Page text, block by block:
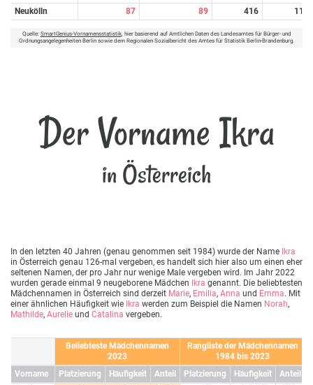
Neukölln
87 89 416 11
Quelle: SmartGenius-Vornamensstatistik, hier basierend auf Amtlichen Daten des Landesamtes für Bürger- und
Ordnungsangelegenheiten Berlin sowie dem Regionalen Sozialbericht des Amtes für Statistik Berlin-Brandenburg.
Der Vorname Ikra
in Österreich
In den letzten 40 Jahren (genau genommen seit 1984) wurde der Name Ikra
in Österreich genau 126-mal vergeben, es handelt sich hier also um einen eher
seltenen Namen, der pro Jahr nur wenige Male vergeben wird. Im Jahr 2022
wurden gerade einmal 9 neugeborene Mädchen Ikra genannt. Die beliebtesten
Mädchennamen in Österreich sind derzeit Marie, Emilia, Anna und Emma. Mit
einer ähnlichen Häufigkeit wie Ikra werden zum Beispiel die Namen Norah,
Mathilde, Aurelie und Catalina vergeben.
Beliebteste Mädchennamen
2023
Rangliste der Mädchennamen
1984 bis 2023
Vorname
Platzierung Häufigkeit Anteil Platzierung Häufigkeit
Anteil